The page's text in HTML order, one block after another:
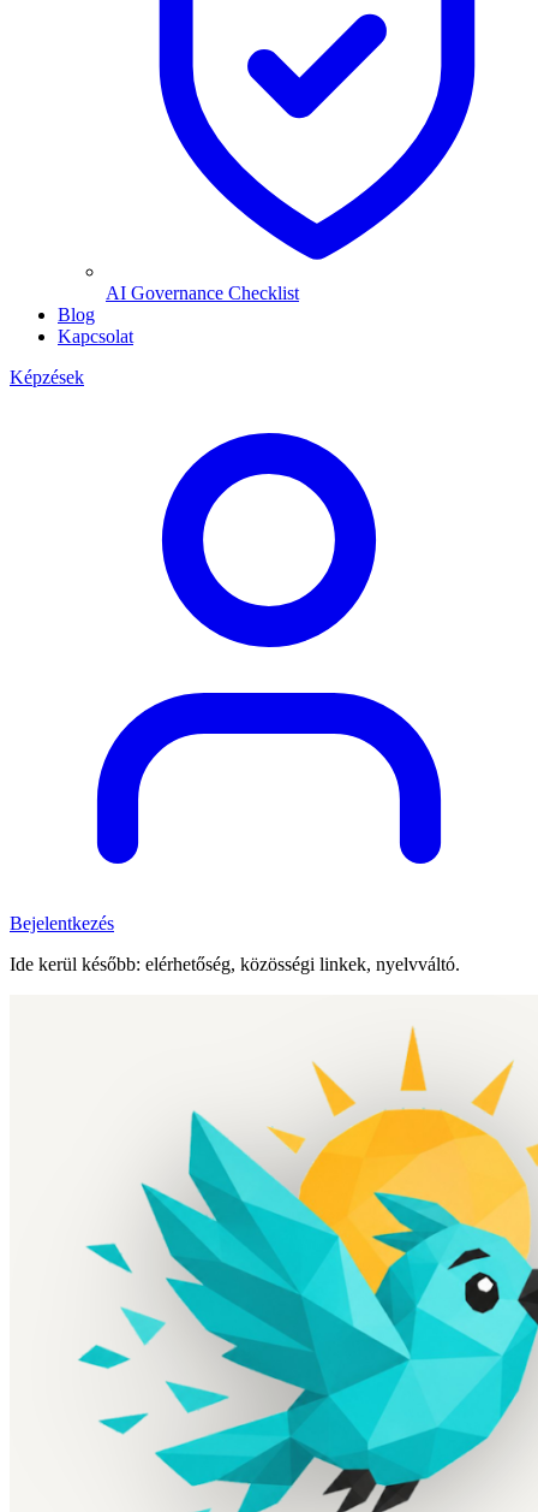
AI Governance Checklist
Blog
Kapcsolat
Képzések
Bejelentkezés
Ide kerül később: elérhetőség, közösségi linkek, nyelvváltó.